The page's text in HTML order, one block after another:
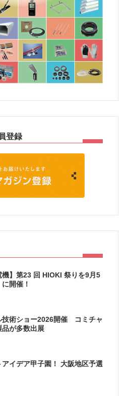
登録
機】第23 回 HIOKI 祭りを9月5
開催！
技術ショー2026開催 コミチャ
品が多数出展
アイデア甲子園！ 大阪地区予選